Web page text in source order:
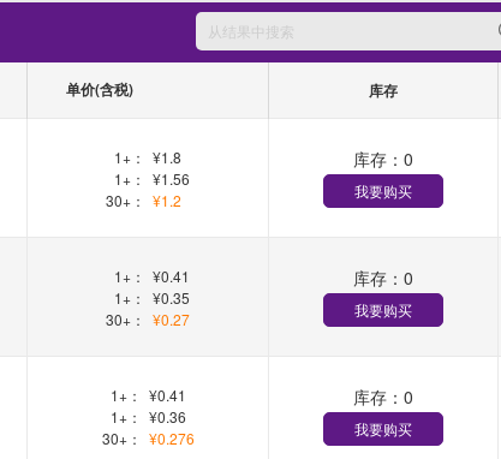
单价(含税) 库存
1+：
¥1.8
1+：
¥1.56
30+：
¥1.2
库存： 0
我要购买
1+：
¥0.41
1+：
¥0.35
30+：
¥0.27
库存： 0
我要购买
1+：
¥0.41
1+：
¥0.36
30+：
¥0.276
库存： 0
我要购买